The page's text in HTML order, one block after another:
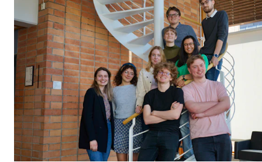
STUDENTLIV
Søknad og opptak
Biblioteket
Fagmiljøer
Salane våre
Studentutvalet SUT (student.nmh.no)